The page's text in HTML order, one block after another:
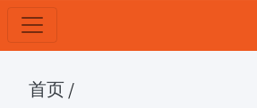
首页 /